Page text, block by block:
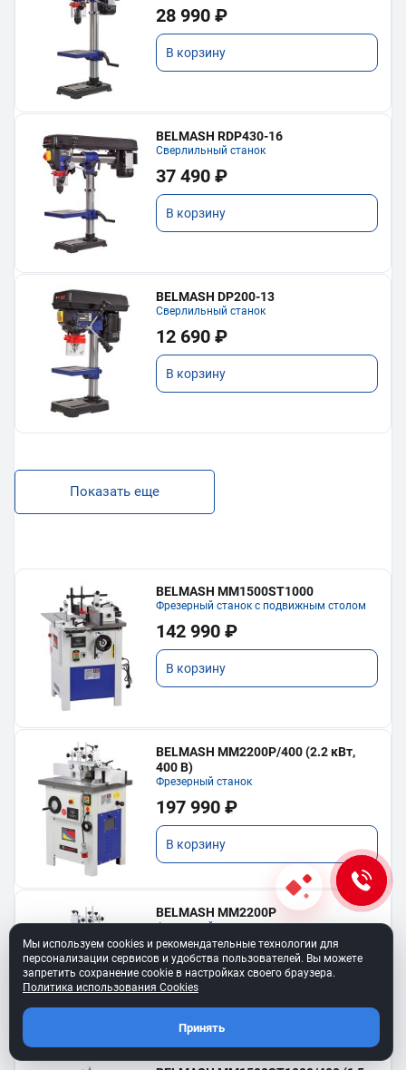
28 990 ₽
В корзину
BELMASH RDP430-16
Сверлильный станок
37 490 ₽
В корзину
BELMASH DP200-13
Сверлильный станок
12 690 ₽
В корзину
Показать еще
BELMASH MM1500ST1000
Фрезерный станок с подвижным столом
142 990 ₽
В корзину
BELMASH MM2200P/400 (2.2 кВт,
400 В)
Фрезерный станок
197 990 ₽
В корзину
BELMASH MM2200P
Фрезерный станок
197 990 ₽
В корзину
Мы используем cookies и рекомендательные технологии для
персонализации сервисов и удобства пользователей. Вы можете
запретить сохранение cookie в настройках своего браузера.
Политика использования Cookies
Принять